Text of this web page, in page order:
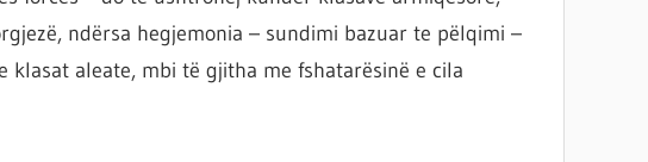
ndërsa hegjemonia – sundimi bazuar te pëlqimi –
aleate, mbi të gjitha me fshatarësinë e cila